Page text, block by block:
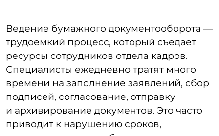
С помощью КЭДО компании могут
автоматизировать процессы кадрового
делопроизводства и HR. Ведение
кадрового документооборота онлайн
значительно сокращает время персонала
на выполнение рутинных задач и снижает
риск ошибок.